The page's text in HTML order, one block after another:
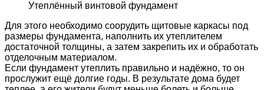
Утеплённый винтовой фундамент
Для этого необходимо соорудить щитовые каркасы под
размеры фундамента, наполнить их утеплителем
достаточной толщины, а затем закрепить их и обработать
отделочным материалом.
Если фундамент утеплить правильно и надёжно, то он
прослужит ещё долгие годы. В результате дома будет